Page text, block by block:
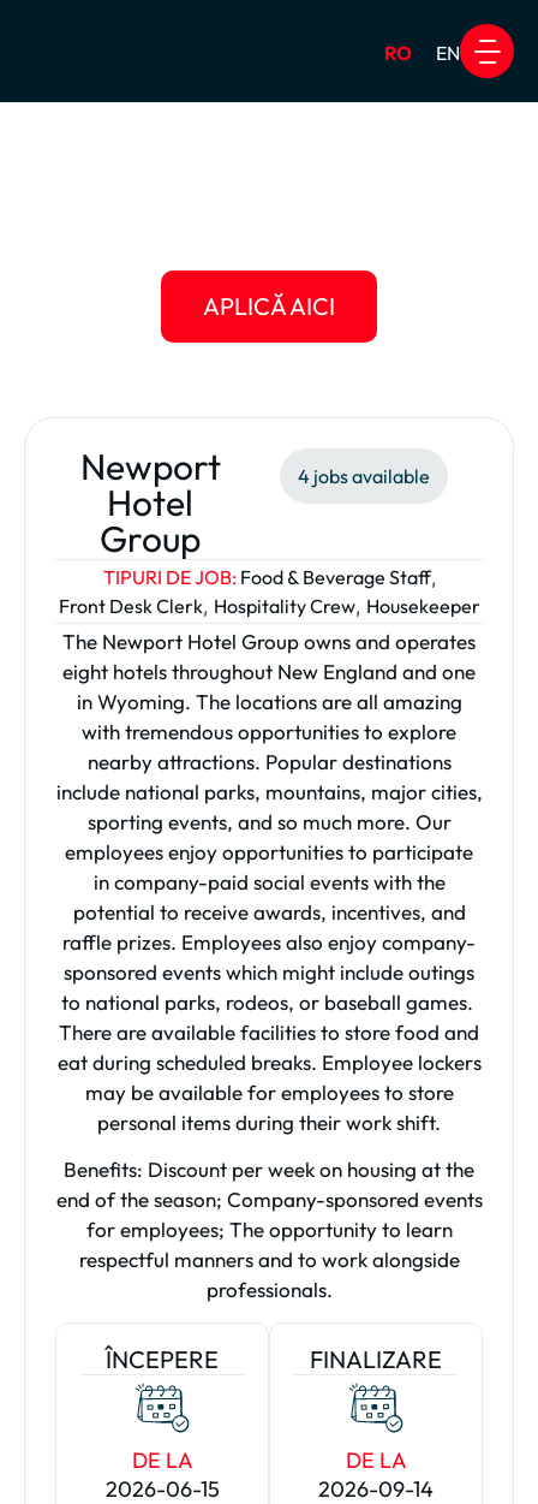
RO EN
APLICĂ AICI
Newport
Hotel
Group
4 jobs available
TIPURI DE JOB: Food & Beverage Staff,
Front Desk Clerk, Hospitality Crew, Housekeeper
The Newport Hotel Group owns and operates
eight hotels throughout New England and one
in Wyoming. The locations are all amazing
with tremendous opportunities to explore
nearby attractions. Popular destinations
include national parks, mountains, major cities,
sporting events, and so much more. Our
employees enjoy opportunities to participate
in company-paid social events with the
potential to receive awards, incentives, and
raffle prizes. Employees also enjoy company-
sponsored events which might include outings
to national parks, rodeos, or baseball games.
There are available facilities to store food and
eat during scheduled breaks. Employee lockers
may be available for employees to store
personal items during their work shift.
Benefits: Discount per week on housing at the
end of the season; Company-sponsored events
for employees; The opportunity to learn
respectful manners and to work alongside
professionals.
ÎNCEPERE
DE LA
2026-06-15
FINALIZARE
DE LA
2026-09-14